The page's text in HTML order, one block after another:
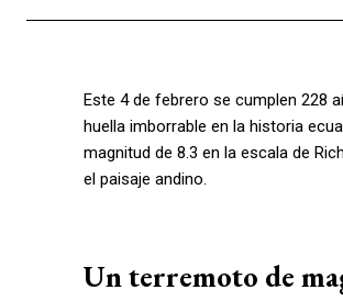
Este 4 de febrero se cumplen 228
huella imborrable en la historia
magnitud de 8.3 en la escala de
el paisaje andino.
Un terremoto de